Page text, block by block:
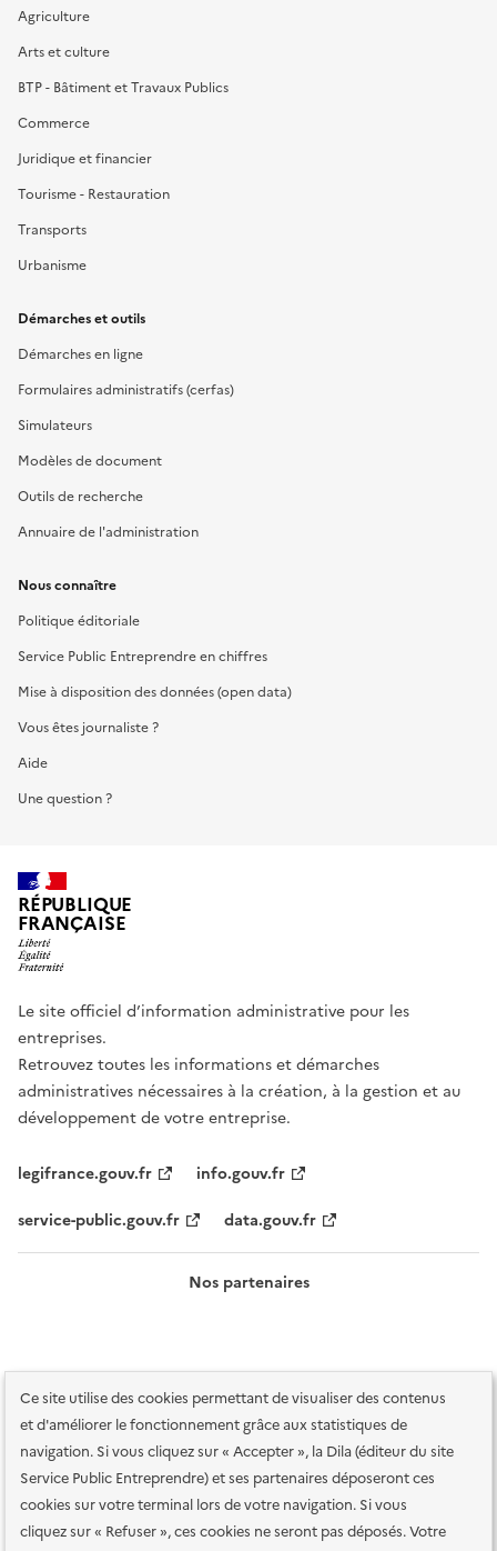
Ce site utilise des cookies permettant de visualiser des contenus
et d'améliorer le fonctionnement grâce aux statistiques de
navigation. Si vous cliquez sur « Accepter », la Dila (éditeur du site
Service Public Entreprendre) et ses partenaires déposeront ces
cookies sur votre terminal lors de votre navigation. Si vous
cliquez sur « Refuser », ces cookies ne seront pas déposés. Votre
Agriculture
Arts et culture
BTP - Bâtiment et Travaux Publics
Commerce
Juridique et financier
Tourisme - Restauration
Transports
Urbanisme
Démarches et outils
Démarches en ligne
Formulaires administratifs (cerfas)
Simulateurs
Modèles de document
Outils de recherche
Annuaire de l'administration
Nous connaître
Politique éditoriale
Service Public Entreprendre en chiffres
Mise à disposition des données (open data)
Vous êtes journaliste ?
Aide
Une question ?
RÉPUBLIQUE
FRANÇAISE
Le site officiel d’information administrative pour les
entreprises.
Retrouvez toutes les informations et démarches
administratives nécessaires à la création, à la gestion et au
développement de votre entreprise.
legifrance.gouv.fr
info.gouv.fr
service-public.gouv.fr
data.gouv.fr
Nos partenaires
Plan du site Accessibilité : totalement conforme
Accessibilité des
services en ligne
Mentions légales Données personnelles et sécurité